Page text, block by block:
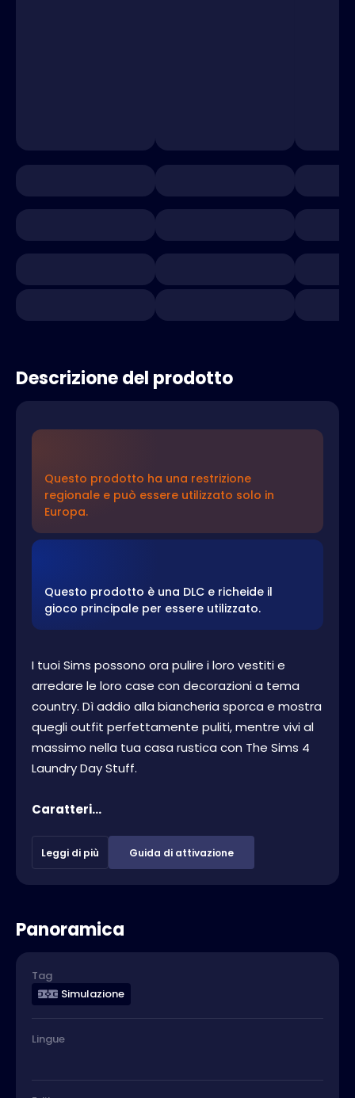
Descrizione del prodotto
Questo prodotto ha una restrizione
regionale e può essere utilizzato solo in
Europa.
Questo prodotto è una DLC e richeide il
gioco principale per essere utilizzato.
I tuoi Sims possono ora pulire i loro vestiti e
arredare le loro case con decorazioni a tema
country. Dì addio alla biancheria sporca e mostra
quegli outfit perfettamente puliti, mentre vivi al
massimo nella tua casa rustica con The Sims 4
Laundry Day Stuff.
Caratteri...
Leggi di più Guida di attivazione
Panoramica
Tag
Simulazione
Lingue